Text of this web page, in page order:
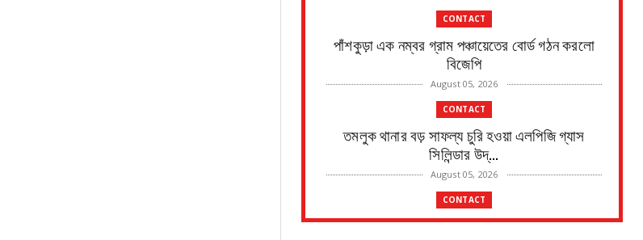
CONTACT
পাঁশকুড়া এক নম্বর গ্রাম পঞ্চায়েতের বোর্ড গঠন করলো
বিজেপি
August 05, 2026
CONTACT
তমলুক থানার বড় সাফল্য চুরি হওয়া এলপিজি গ্যাস
সিলিন্ডার উদ্...
August 05, 2026
CONTACT
পাইপ লাইনের গ*র্তে পড়ে শিশুর মৃ*ত্যু, ঘটনাস্থলে